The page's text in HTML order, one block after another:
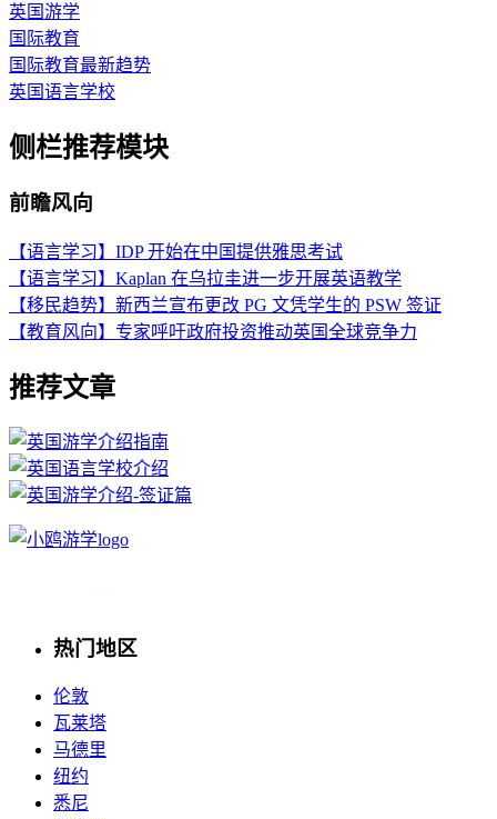
英国游学
国际教育
国际教育最新趋势
英国语言学校
侧栏推荐模块
前瞻风向
【语言学习】IDP 开始在中国提供雅思考试
【语言学习】Kaplan 在乌拉圭进一步开展英语教学
【移民趋势】新西兰宣布更改 PG 文凭学生的 PSW 签证
【教育风向】专家呼吁政府投资推动英国全球竞争力
推荐文章
热门地区
伦敦
瓦莱塔
马德里
纽约
悉尼